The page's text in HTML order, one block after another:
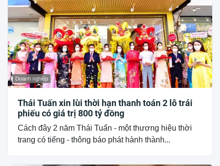
Doanh nghiệp
Thái Tuấn xin lùi thời hạn thanh toán 2 lô trái
phiếu có giá trị 800 tỷ đồng
Cách đây 2 năm Thái Tuấn - một thương hiệu thời
trang có tiếng - thông báo phát hành thành...